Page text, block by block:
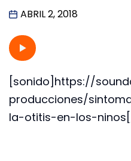
ABRIL 2, 2018
[sonido]https://
producciones/
la-otitis-en-los-